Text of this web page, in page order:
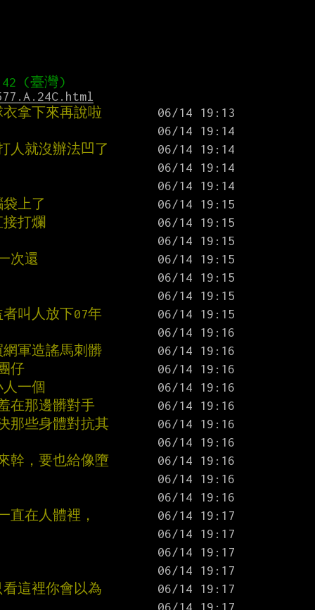
拿下來再說啦
人就沒辦法凹了
上了
打爛
次還
叫人放下07年
軍造謠馬刺髒
仔
一個
在那邊髒對手
那些身體對抗其
幹，要也給像墮
直在人體裡，
這裡你會以為